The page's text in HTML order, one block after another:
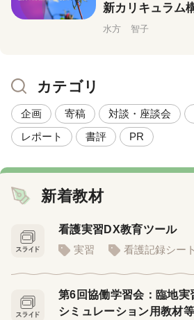
新カリキュラム
水方 智子
カテゴリ
企画 寄稿 対談・座談会
レポート
書評 PR
新着教材
看護実習DX教育ツール
実習
看護記録シート
第6回協働学習会：臨地実
シミュレーション用教材等